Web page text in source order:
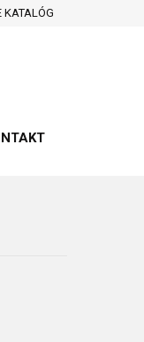
KATALÓG